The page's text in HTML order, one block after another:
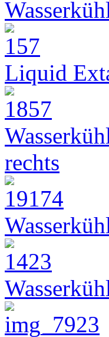
Liquid
rechts